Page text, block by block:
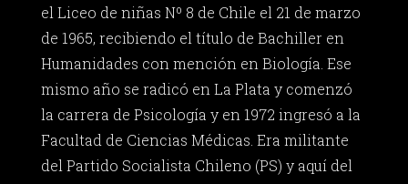
el Liceo de niñas Nº 8 de Chile el 21 de marzo
de 1965, recibiendo el título de Bachiller en
Humanidades con mención en Biología. Ese
mismo año se radicó en La Plata y comenzó
la carrera de Psicología y en 1972 ingresó a la
Facultad de Ciencias Médicas. Era militante
del Partido Socialista Chileno (PS) y aquí del